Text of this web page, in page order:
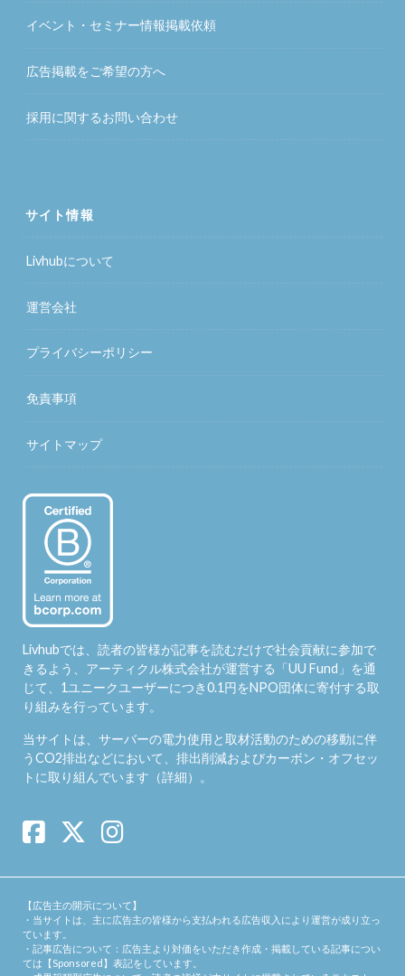
イベント・セミナー情報掲載依頼
広告掲載をご希望の方へ
採用に関するお問い合わせ
サイト情報
Livhubについて
運営会社
プライバシーポリシー
免責事項
サイトマップ
Livhubでは、読者の皆様が記事を読むだけで社会貢献に参加で
きるよう、アーティクル株式会社が運営する「UU Fund 」を通
じて、1ユニークユーザーにつき0.1円をNPO団体に寄付する取
り組みを行っています。
当サイトは、サーバーの電力使用と取材活動のための移動に伴
うCO2排出などにおいて、排出削減およびカーボン・オフセッ
トに取り組んでいます（詳細）。
【広告主の開示について】
・当サイトは、主に広告主の皆様から支払われる広告収入により運営が成り立っ
ています。
・記事広告について：広告主より対価をいただき作成・掲載している記事につい
ては【Sponsored】表記をしています。